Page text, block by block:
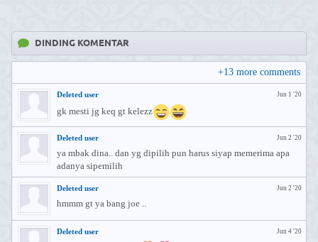
DINDING KOMENTAR
+13 more comments
Jun 1 '20
Deleted user
gk mesti jg keq gt kelezz
Jun 2 '20
Deleted user
ya mbak dina.. dan yg dipilih pun harus siyap memerima apa
adanya sipemilih
Jun 2 '20
Deleted user
hmmm gt ya bang joe ..
Jun 4 '20
Deleted user